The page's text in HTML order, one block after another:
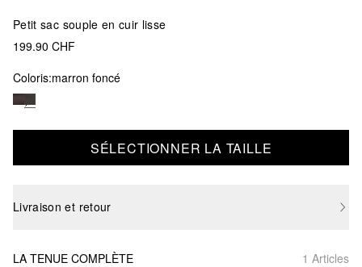
Petit sac souple en cuir lisse
199.90 CHF
Coloris:marron foncé
SÉLECTIONNER LA TAILLE
Livraison et retour
LA TENUE COMPLÈTE 1 Articles